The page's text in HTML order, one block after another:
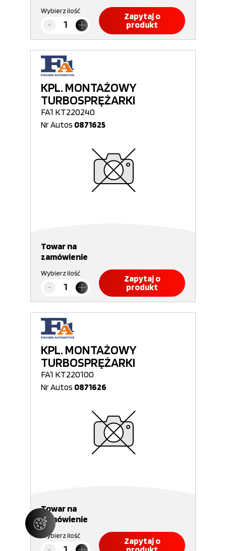
Wybierz ilość
Zapytaj o
produkt
KPL. MONTAŻOWY
TURBOSPRĘŻARKI
FA1 KT220240
Nr Autos 0871625
Towar na
zamówienie
Wybierz ilość
Zapytaj o
produkt
KPL. MONTAŻOWY
TURBOSPRĘŻARKI
FA1 KT220100
Nr Autos 0871626
Towar na
zamówienie
Wybierz ilość
Zapytaj o